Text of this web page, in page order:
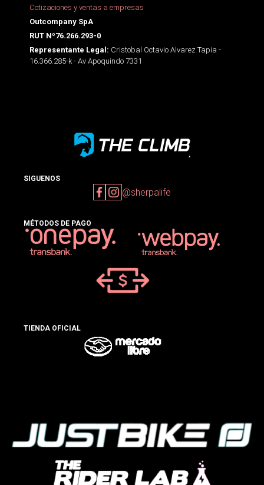
Cotizaciones y ventas a empresas
Outcompany SpA
RUT Nº76.266.293-0
Representante Legal: Cristobal Octavio Alvarez Tapia -
16.366.285-k - Av Apoquindo 7331
SIGUENOS
@sherpalife
MÉTODOS DE PAGO
TIENDA OFICIAL